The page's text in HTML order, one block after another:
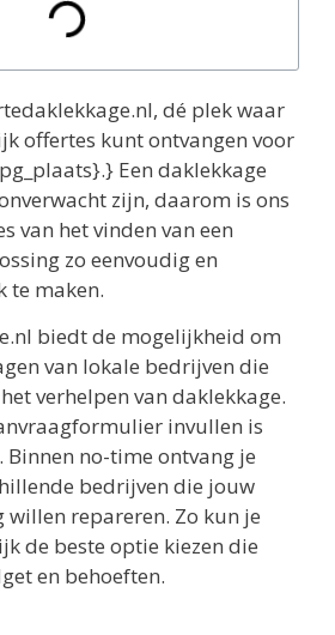
dé plek waar
offertes kunt ontvangen voor
Een daklekkage
zijn, daarom is ons
van het vinden van een
zo eenvoudig en
te maken.
biedt de mogelijkheid om
van lokale bedrijven die
verhelpen van daklekkage.
invullen is
no-time ontvang je
bedrijven die jouw
willen repareren. Zo kun je
de beste optie kiezen die
en behoeften.